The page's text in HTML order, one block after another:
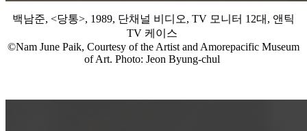
백남준, <당통>, 1989, 단채널 비디오, TV 모니터 12대, 앤틱
TV 케이스
©Nam June Paik, Courtesy of the Artist and Amorepacific Museum
of Art. Photo: Jeon Byung-chul